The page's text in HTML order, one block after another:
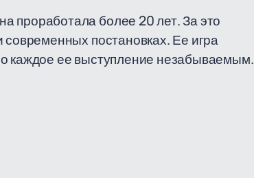
проработала более 20 лет. За это
постановках. Ее игра
каждое ее выступление незабываемым.